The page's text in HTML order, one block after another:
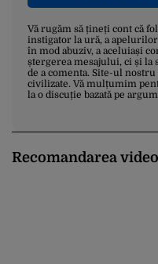
Vă rugăm să țineți cont că
instigator la ură, a
în mod abuziv, a aceluiași
ștergerea mesajului, ci și la
de a comenta. Site-ul
civilizate. Vă mulțumim
la o discuție bazată pe
Recomandarea video